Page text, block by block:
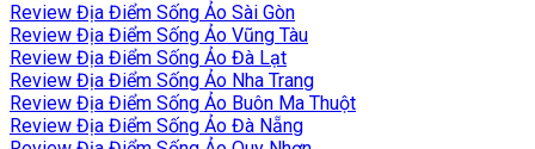
Review Địa Điểm Sống Ảo Sài Gòn
Review Địa Điểm Sống Ảo Vũng Tàu
Review Địa Điểm Sống Ảo Đà Lạt
Review Địa Điểm Sống Ảo Nha Trang
Review Địa Điểm Sống Ảo Buôn Ma Thuột
Review Địa Điểm Sống Ảo Đà Nẵng